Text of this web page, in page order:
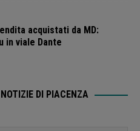
acquistati da MD:
in viale Dante
DI PIACENZA